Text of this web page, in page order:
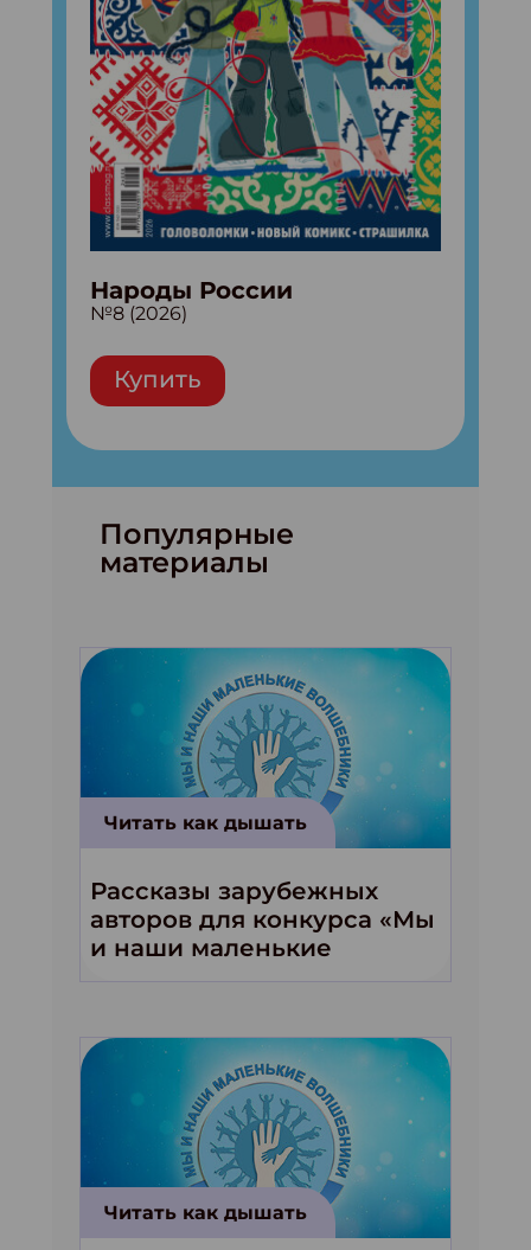
Народы России
№8 (2026)
Купить
Популярные
материалы
Читать как дышать
Рассказы зарубежных
авторов для конкурса «Мы
и наши маленькие
волшебники!»
Читать как дышать